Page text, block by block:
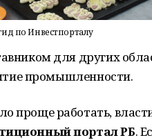
по Инвестпорталу
для других
промышленности.
проще работать,
портал РБ.